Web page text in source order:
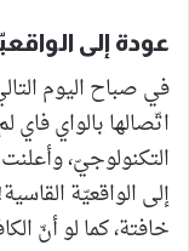
عودة إلى
في صباح اليوم
اتّصالها بالواي
التكنولوجيّ،
إلى الواقعيّة
خافتة، كما لو أنّ